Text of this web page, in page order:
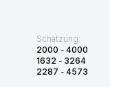
Schätzung:
2000 - 4000
1632 - 3264
2287 - 4573